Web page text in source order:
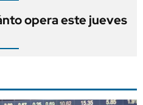
opera este jueves